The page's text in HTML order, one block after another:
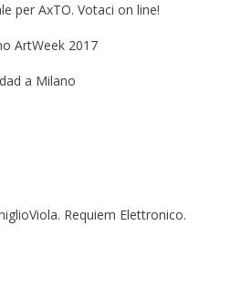
per AxTO. Votaci on line!
ArtWeek 2017
a Milano
Requiem Elettronico.